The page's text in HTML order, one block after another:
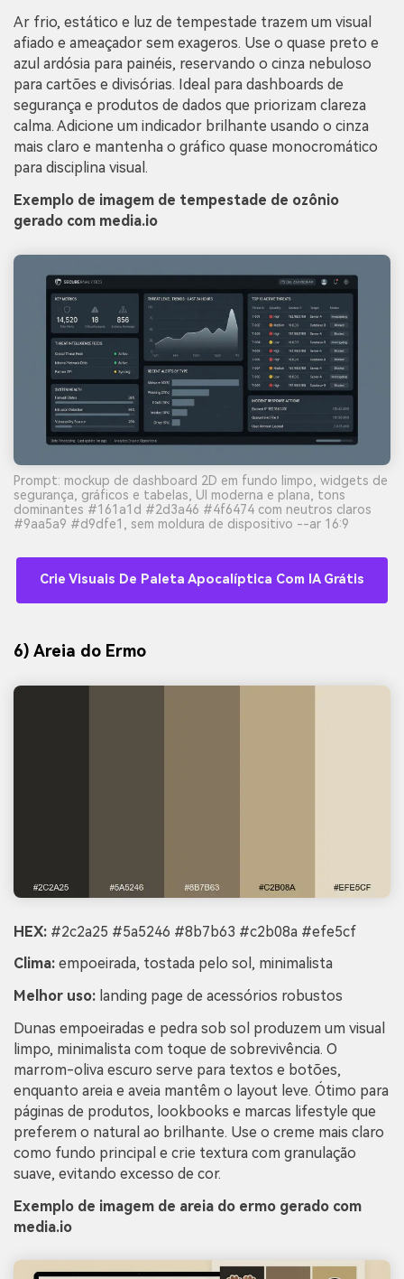
Ar frio, estático e luz de tempestade trazem um visual
afiado e ameaçador sem exageros. Use o quase preto e
azul ardósia para painéis, reservando o cinza nebuloso
para cartões e divisórias. Ideal para dashboards de
segurança e produtos de dados que priorizam clareza
calma. Adicione um indicador brilhante usando o cinza
mais claro e mantenha o gráfico quase monocromático
para disciplina visual.
Exemplo de imagem de tempestade de ozônio
gerado com media.io
Prompt: mockup de dashboard 2D em fundo limpo, widgets de
segurança, gráficos e tabelas, UI moderna e plana, tons
dominantes #161a1d #2d3a46 #4f6474 com neutros claros
#9aa5a9 #d9dfe1, sem moldura de dispositivo --ar 16:9
Crie Visuais De Paleta Apocalíptica Com IA Grátis
6) Areia do Ermo
HEX: #2c2a25 #5a5246 #8b7b63 #c2b08a #efe5cf
Clima: empoeirada, tostada pelo sol, minimalista
Melhor uso: landing page de acessórios robustos
Dunas empoeiradas e pedra sob sol produzem um visual
limpo, minimalista com toque de sobrevivência. O
marrom-oliva escuro serve para textos e botões,
enquanto areia e aveia mantêm o layout leve. Ótimo para
páginas de produtos, lookbooks e marcas lifestyle que
preferem o natural ao brilhante. Use o creme mais claro
como fundo principal e crie textura com granulação
suave, evitando excesso de cor.
Exemplo de imagem de areia do ermo gerado com
media.io